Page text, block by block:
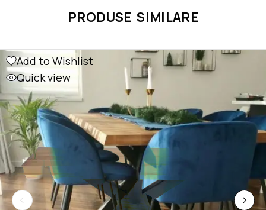
PRODUSE SIMILARE
Add to Wishlist
Quick view